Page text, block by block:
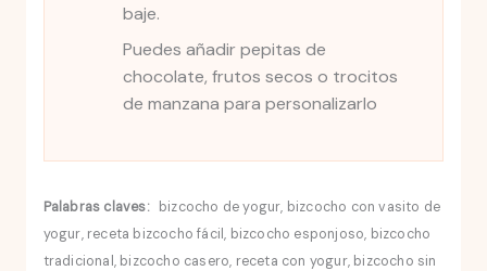
baje.
Puedes añadir pepitas de
chocolate, frutos secos o trocitos
de manzana para personalizarlo
Palabras claves:
bizcocho de yogur, bizcocho con vasito de
yogur, receta bizcocho fácil, bizcocho esponjoso, bizcocho
tradicional, bizcocho casero, receta con yogur, bizcocho sin